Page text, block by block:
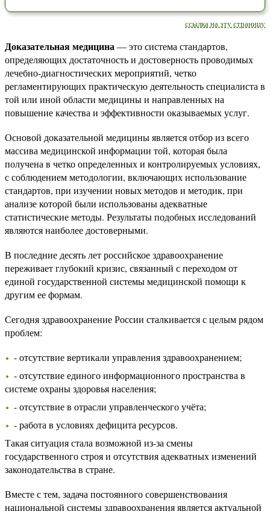
ссылка на эту страницу
Доказательная медицина— это система стандартов,
определяющих достаточность и достоверность проводимых
лечебно-диагностических мероприятий, четко
регламентирующих практическую деятельность специалиста в
той или иной области медицины и направленных на
повышение качества и эффективности оказываемых услуг.
Основой доказательной медицины является отбор из всего
массива медицинской информации той, которая была
получена в четко определенных и контролируемых условиях,
с соблюдением методологии, включающих использование
стандартов, при изучении новых методов и методик, при
анализе которой были использованы адекватные
статистические методы. Результаты подобных исследований
являются наиболее достоверными.
В последние десять лет российское здравоохранение
переживает глубокий кризис, связанный с переходом от
единой государственной системы медицинской помощи к
другим ее формам.
Сегодня здравоохранение России сталкивается с целым рядом
проблем:
- отсутствие вертикали управления здравоохранением;
- отсутствие единого информационного пространства в
системе охраны здоровья населения;
- отсутствие в отрасли управленческого учёта;
- работа в условиях дефицита ресурсов.
Такая ситуация стала возможной из-за смены
государственного строя и отсутствия адекватных изменений
законодательства в стране.
Вместе с тем, задача постоянного совершенствования
национальной системы здравоохранения является актуальной